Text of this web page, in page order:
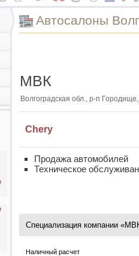
Автоcалоны
МВК
Волгоградская обл., р-п
Chery
Продажа автомобилей
Техническое
Специализация компании
Наличный расчет